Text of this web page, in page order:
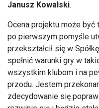
Janusz Kowalski.
Ocena projektu może
po pierwszym pomyśle
przekształcił się w
spełnić warunki gry w
wszystkim klubom i na
przodu. Jestem
zdecydowanie się